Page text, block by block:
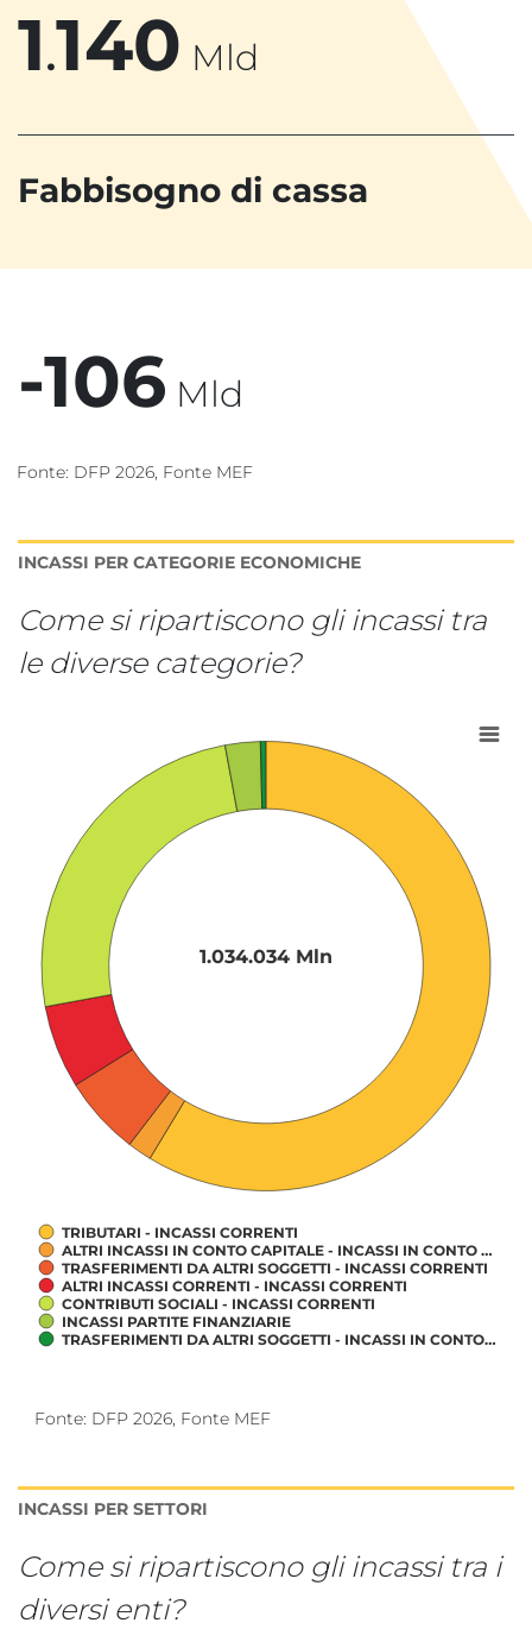
1.140 Mld
Fabbisogno di cassa
-106 Mld
Fonte: DFP 2026, Fonte MEF
INCASSI PER CATEGORIE ECONOMICHE
Come si ripartiscono gli incassi tra
le diverse categorie?
Grafico a torta con 7 fette
Visualizza come tabella dati, 1.034.034 Mln
1.034.034 Mln
TRIBUTARI - INCASSI CORRENTI
ALTRI INCASSI IN CONTO CAPITALE - INCASSI IN CONTO …
TRASFERIMENTI DA ALTRI SOGGETTI - INCASSI CORRENTI
ALTRI INCASSI CORRENTI - INCASSI CORRENTI
CONTRIBUTI SOCIALI - INCASSI CORRENTI
INCASSI PARTITE FINANZIARIE
TRASFERIMENTI DA ALTRI SOGGETTI - INCASSI IN CONTO…
Fonte: DFP 2026, Fonte MEF
INCASSI PER SETTORI
Come si ripartiscono gli incassi tra i
diversi enti?